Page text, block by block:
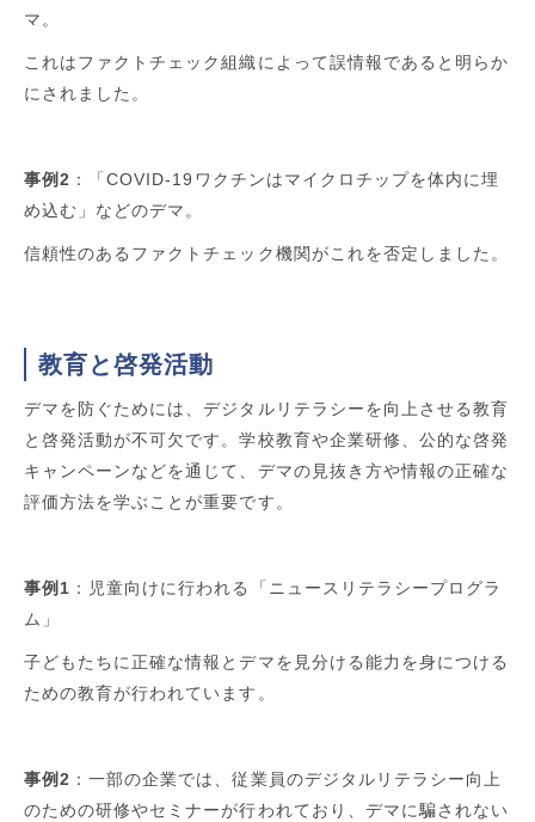
マ。
これはファクトチェック組織によって誤情報であると明らか
にされました。
事例2 ：「COVID-19ワクチンはマイクロチップを体内に埋
め込む」などのデマ。
信頼性のあるファクトチェック機関がこれを否定しました。
教育と啓発活動
デマを防ぐためには、デジタルリテラシーを向上させる教育
と啓発活動が不可欠です。学校教育や企業研修、公的な啓発
キャンペーンなどを通じて、デマの見抜き方や情報の正確な
評価方法を学ぶことが重要です。
事例1 ：児童向けに行われる「ニュースリテラシープログラ
ム」
子どもたちに正確な情報とデマを見分ける能力を身につける
ための教育が行われています。
事例2 ：一部の企業では、従業員のデジタルリテラシー向上
のための研修やセミナーが行われており、デマに騙されない